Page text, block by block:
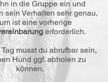
in die Gruppe ein und
sein Verhalten sehr genau,
ist eine vorherige
erforderlich.
musst du abrufbar sein,
Hund ggf. abholen zu
können.